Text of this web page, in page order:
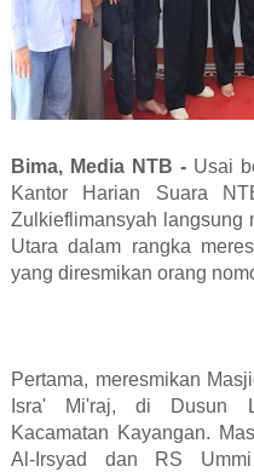
Bima, Media NTB -Usai
Kantor Harian Suara
Zulkieflimansyah langsung
Utara dalam rangka
yang diresmikan orang
Pertama, meresmikan
Isra' Mi'raj, di Dusun
Kacamatan Kayangan.
Al-Irsyad dan RS